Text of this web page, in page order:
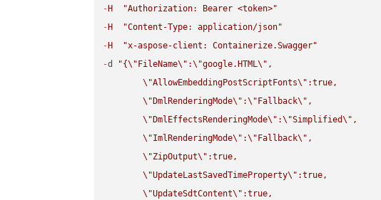
- H
"Authorization: Bearer <token>"
- H
"Content-Type: application/json"
- H
"x-aspose-client: Containerize.Swagger"
-d "{\" FileName\" :\"google.HTML\" ,
\"AllowEmbeddingPostScriptFonts\" :true,
\" DmlRenderingMode\" :\" Fallback\" ,
\" DmlEffectsRenderingMode\" :\"Simplified\" ,
\"ImlRenderingMode\" :\" Fallback\" ,
\"ZipOutput\" :true,
\"UpdateLastSavedTimeProperty\" :true,
\"UpdateSdtContent\" :true,